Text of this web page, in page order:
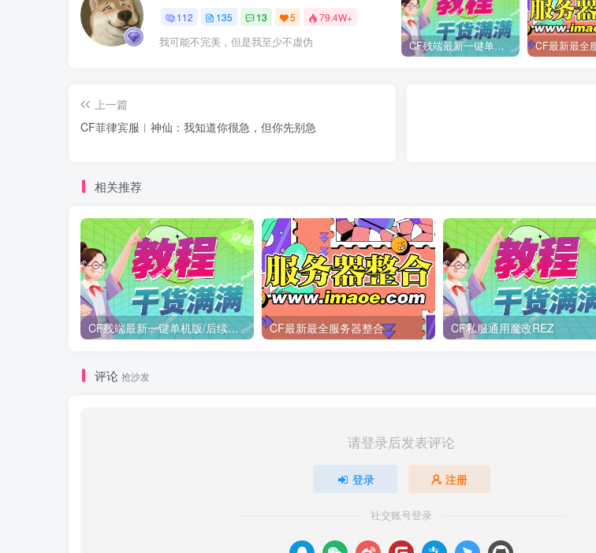
112 135 13 5 79.4W+
我可能不完美，但是我至少不虚伪 CF残端最新一键单机版/后续新装备版本第一时间更新
上一篇
CF菲律宾服︱神仙：我知道你很急，但你先别急
相关推荐
CF残端最新一键单机版/后续新装备版本第一时间更新 CF最新最全服务器整合 CF私服通用魔改REZ
评论 抢沙发
请登录后发表评论
登录 注册
社交账号登录